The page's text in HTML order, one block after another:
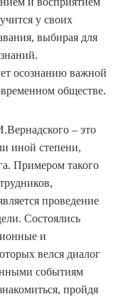
у своих
выбирая для
осознанию важной
обществе.
– это
иной степени,
Примером такого
проведение
Состоялись
и
велся диалог
событиям
пройдя